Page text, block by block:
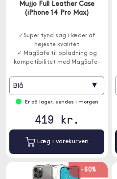
Mujjo Full Leather Case
(iPhone 14 Pro Max)
✓Super tynd sag i læder af
højeste kvalitet
✓ MagSafe til opladning og
kompatibilitet med MagSafe-
✓ Forhøjede beskyttelsesrammer
omkring skærm og kamera
Blå ▾
Er på lager, sendes i morgen
419 kr.
Læg i varekurven
-60%